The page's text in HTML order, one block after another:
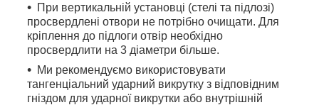
При вертикальній установці (стелі та підлозі)
просвердлені отвори не потрібно очищати. Для
кріплення до підлоги отвір необхідно
просвердлити на 3 діаметри більше.
Ми рекомендуємо використовувати
тангенціальний ударний викрутку з відповідним
гніздом для ударної викрутки або внутрішній